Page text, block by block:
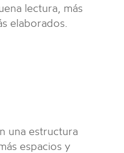
lectura, más
elaborados.
una estructura
espacios y